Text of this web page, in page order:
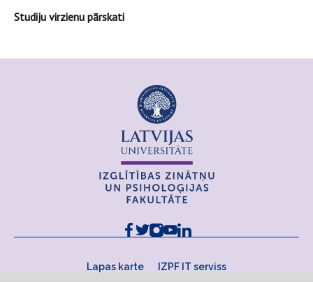
Studiju virzienu pārskati
Lapas karte IZPF IT serviss